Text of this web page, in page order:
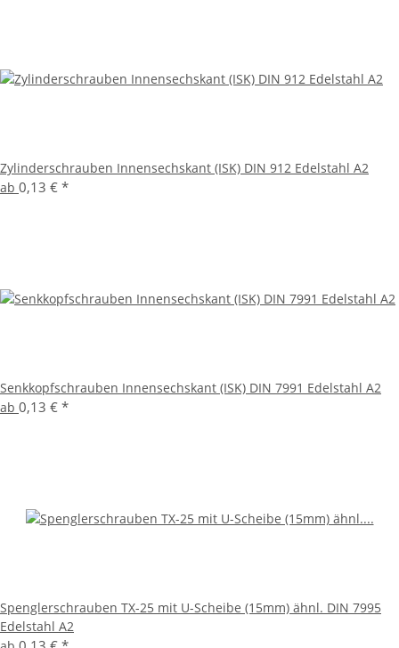
Zylinderschrauben Innensechskant (ISK) DIN 912 Edelstahl A2
ab 0,13 € *
Senkkopfschrauben Innensechskant (ISK) DIN 7991 Edelstahl A2
ab 0,13 € *
Spenglerschrauben TX-25 mit U-Scheibe (15mm) ähnl. DIN 7995
Edelstahl A2